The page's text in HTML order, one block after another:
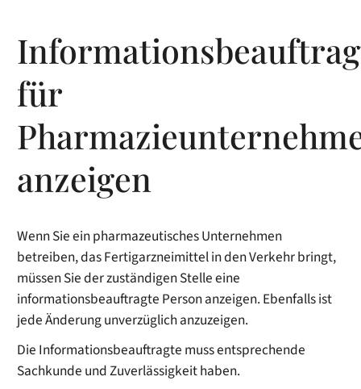
für
anzeigen
Wenn Sie ein pharmazeutisches Unternehmen
betreiben, das Fertigarzneimittel in den Verkehr bringt,
müssen Sie der zuständigen Stelle eine
informationsbeauftragte Person anzeigen. Ebenfalls ist
jede Änderung unverzüglich anzuzeigen.
Die Informationsbeauftragte muss entsprechende
Sachkunde und Zuverlässigkeithaben.